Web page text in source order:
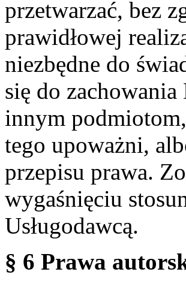
przetwarzać, bez
prawidłowej
niezbędne do
się do
innym
tego upoważni,
przepisu prawa.
wygaśnięciu
Usługodawcą.
§ 6 Prawa